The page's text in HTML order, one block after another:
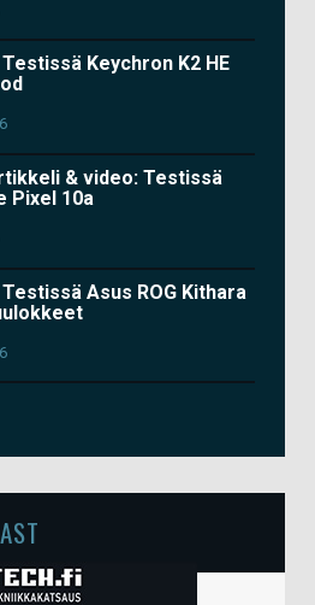
Keychron K2 HE
& video: Testissä
Pixel 10a
Asus ROG Kithara